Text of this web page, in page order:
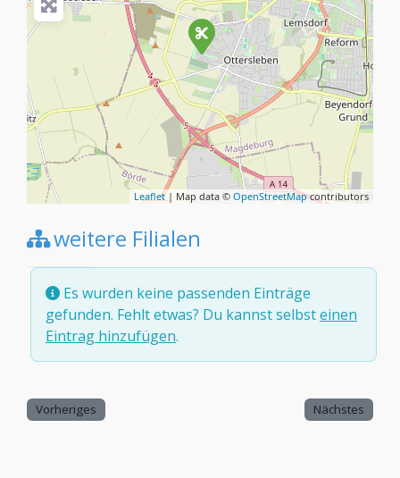
Leaflet| Map data © OpenStreetMapcontributors
weitere Filialen
Es wurden keine passenden Einträge
gefunden. Fehlt etwas? Du kannst selbsteinen
Eintrag hinzufügen.
Vorheriges Nächstes